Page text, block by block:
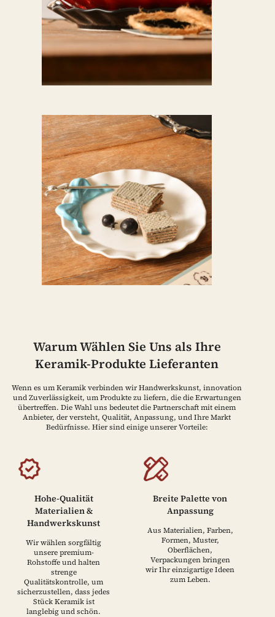
Warum Wählen Sie Uns als Ihre
Keramik-Produkte Lieferanten
Wenn es um Keramik verbinden wir Handwerkskunst, innovation
und Zuverlässigkeit, um Produkte zu liefern, die die Erwartungen
übertreffen. Die Wahl uns bedeutet die Partnerschaft mit einem
Anbieter, der versteht, Qualität, Anpassung, und Ihre Markt
Bedürfnisse. Hier sind einige unserer Vorteile:
Hohe-Qualität
Materialien &
Handwerkskunst
Wir wählen sorgfältig
unsere premium-
Rohstoffe und halten
strenge
Qualitätskontrolle, um
sicherzustellen, dass jedes
Stück Keramik ist
langlebig und schön.
Breite Palette von
Anpassung
Aus Materialien, Farben,
Formen, Muster,
Oberflächen,
Verpackungen bringen
wir Ihr einzigartige Ideen
zum Leben.